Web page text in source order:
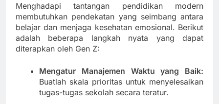
Menghadapi tantangan pendidikan modern
membutuhkan pendekatan yang seimbang antara
belajar dan menjaga kesehatan emosional. Berikut
adalah beberapa langkah nyata yang dapat
diterapkan oleh Gen Z:
Mengatur Manajemen Waktu yang Baik:
Buatlah skala prioritas untuk menyelesaikan
tugas-tugas sekolah secara teratur.